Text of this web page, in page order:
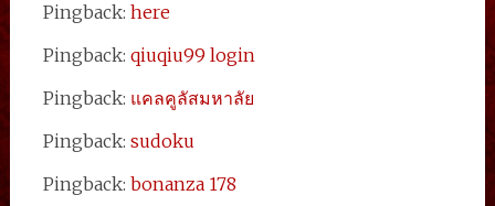
Pingback: here
Pingback: qiuqiu99 login
Pingback: แคลคูลัสมหาลัย
Pingback: sudoku
Pingback: bonanza 178